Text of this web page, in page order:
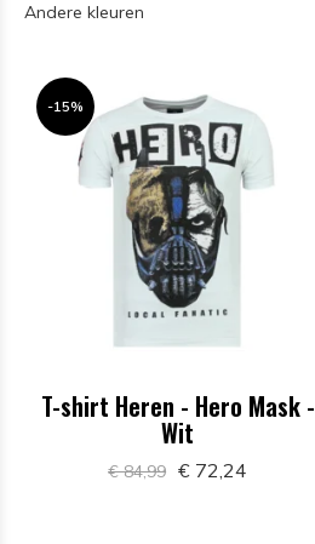
Andere kleuren
-15%
T-shirt Heren - Hero Mask -
Wit
€ 84,99 € 72,24